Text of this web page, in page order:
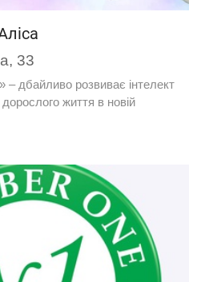
33
– дбайливо розвиває інтелект
дорослого життя в новій